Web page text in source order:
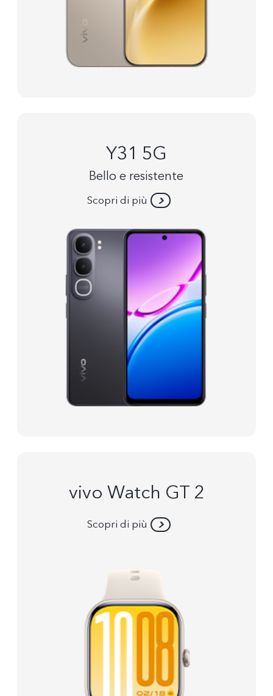
Y31 5G
Bello e resistente
Scopri di più
vivo Watch GT 2
Scopri di più